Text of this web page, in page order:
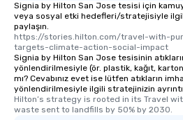
convenient and efficient way the
experience is designed. All
restaurants are within an easy
walking distance of each other. The
short stroll allows your group
members a chance to engage in
networking opportunities before
heading to the next place on your tour
Signia by Hilton San Jose tesisi için
veya sosyal etki hedefleri/stratejisiyle ilgili
paylaşın.
https://stories.hilton.com/travel-with-
targets-climate-action-social-impact
Signia by Hilton San Jose tesisinin
yönlendirilmesiyle (ör. plastik, kağıt,
mı? Cevabınız evet ise lütfen atıkların
yönlendirilmesiyle ilgili stratejinizin
Hilton’s strategy is rooted in its Travel
waste sent to landfills by 50% by 2030.